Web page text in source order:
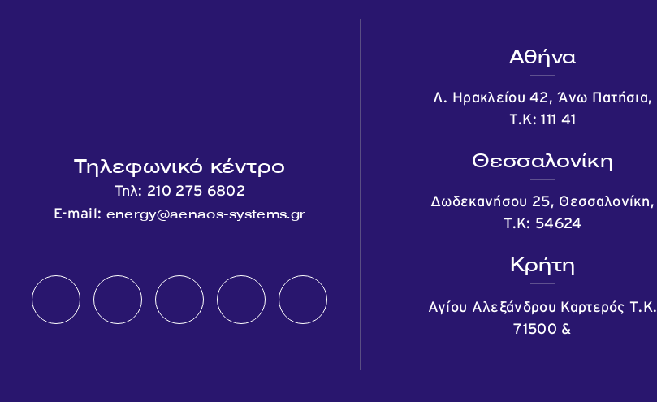
Τηλεφωνικό κέντρο
Τηλ: 210 275 6802
E-mail: energy@aenaos-systems.gr
Αθήνα
Λ. Ηρακλείου 42, Άνω Πατήσια,
Τ.Κ: 111 41
Θεσσαλονίκη
Δωδεκανήσου 25, Θεσσαλονίκη,
Τ.Κ: 54624
Κρήτη
Αγίου Αλεξάνδρου Καρτερός Τ.Κ.
71500 &